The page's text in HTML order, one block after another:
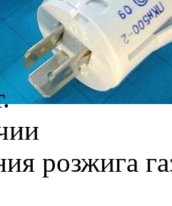
розжига